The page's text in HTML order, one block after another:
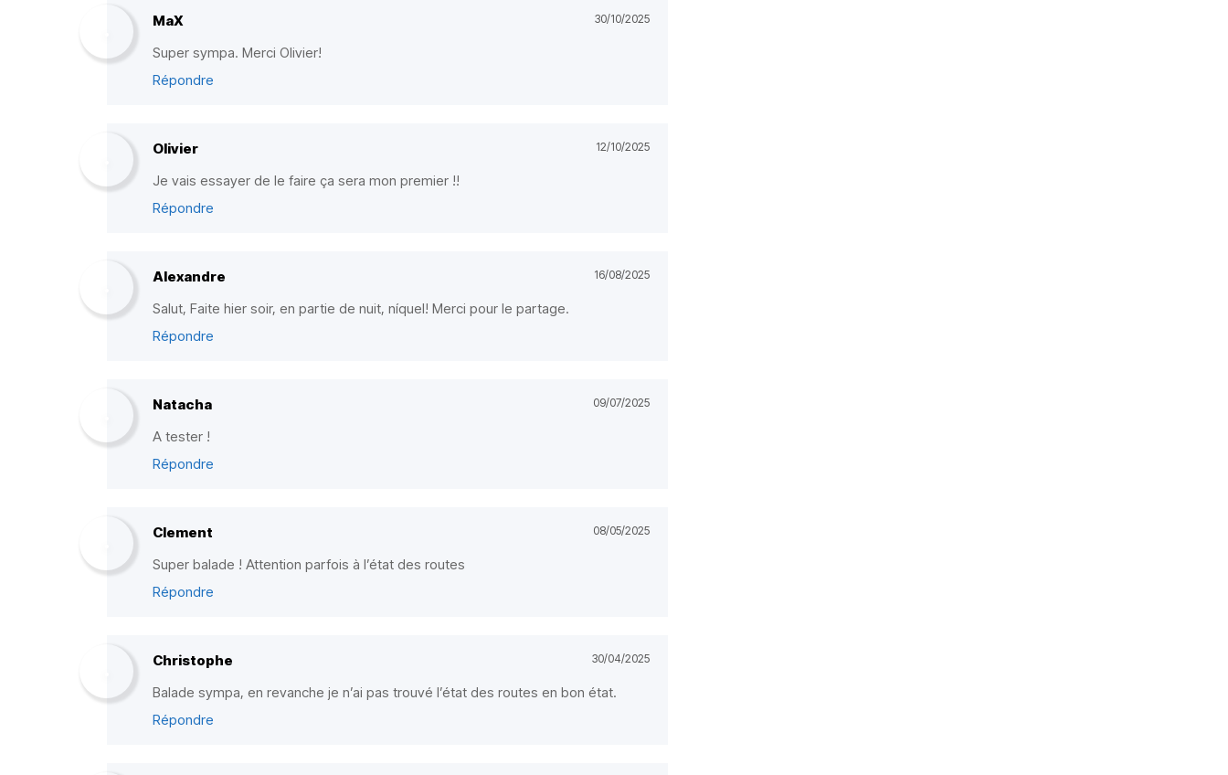
MaX 30/10/2025
Super sympa. Merci Olivier!
Répondre
Olivier 12/10/2025
Je vais essayer de le faire ça sera mon premier !!
Répondre
Alexandre 16/08/2025
Salut, Faite hier soir, en partie de nuit, níquel! Merci pour le partage.
Répondre
Natacha 09/07/2025
A tester !
Répondre
Clement 08/05/2025
Super balade ! Attention parfois à l’état des routes
Répondre
Christophe 30/04/2025
Balade sympa, en revanche je n’ai pas trouvé l’état des routes en bon état.
Répondre